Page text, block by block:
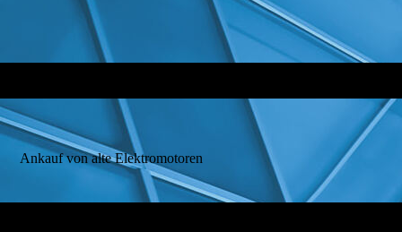
Ankauf von alte Elektromotoren